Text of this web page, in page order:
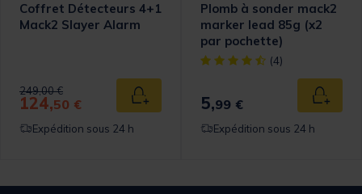
Coffret Détecteurs 4+1
Mack2 Slayer Alarm
Price reduced from
249,00 €to
124,50 € Ajouter au panier
Expédition sous 24 h
Plomb à sonder mack2
marker lead 85g (x2
par pochette)
[object Object] out of 5
(4)
5,99 €
Expédition sous 24 h